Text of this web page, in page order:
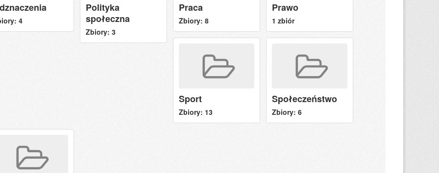
4
Polityka
społeczna
Zbiory: 3
Praca
Zbiory: 8
Prawo
1 zbiór
Sport
Zbiory: 13
Społeczeństwo
Zbiory: 6